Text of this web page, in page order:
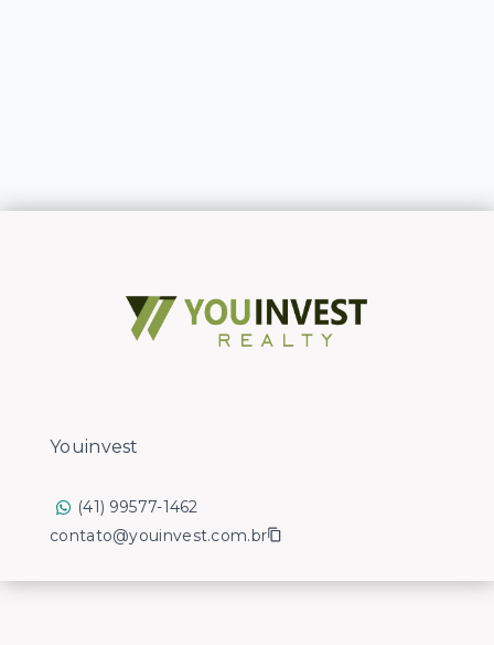
Youinvest
(41) 99577-1462
contato@youinvest.com.br